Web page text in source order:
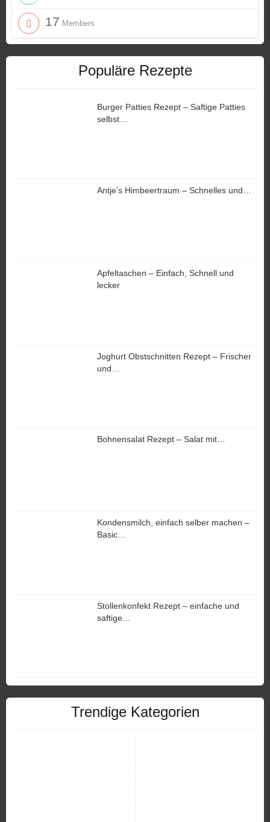
17 Members
Populäre Rezepte
Burger Patties Rezept – Saftige Patties
selbst…
Antje’s Himbeertraum – Schnelles und…
Apfeltaschen – Einfach, Schnell und
lecker
Joghurt Obstschnitten Rezept – Frischer
und…
Bohnensalat Rezept – Salat mit…
Kondensmilch, einfach selber machen –
Basic…
Stollenkonfekt Rezept – einfache und
saftige…
Trendige Kategorien